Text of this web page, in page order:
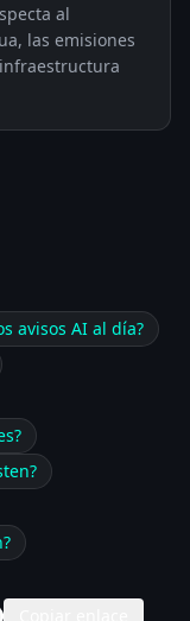
al
las emisiones
avisos AI al día?